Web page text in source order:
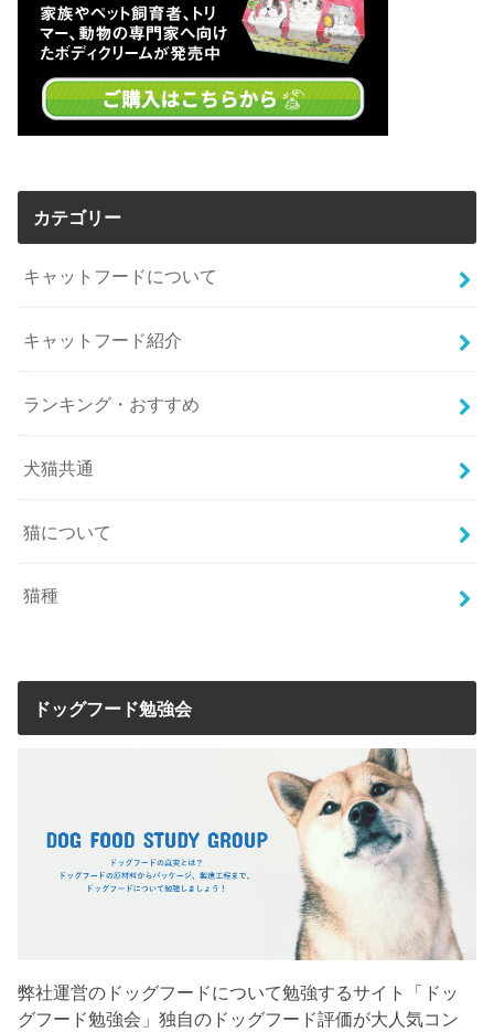
カテゴリー
キャットフードについて
キャットフード紹介
ランキング・おすすめ
犬猫共通
猫について
猫種
ドッグフード勉強会
弊社運営のドッグフードについて勉強するサイト「ドッ
グフード勉強会」独自のドッグフード評価が大人気コン